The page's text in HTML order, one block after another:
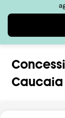
Caucaia